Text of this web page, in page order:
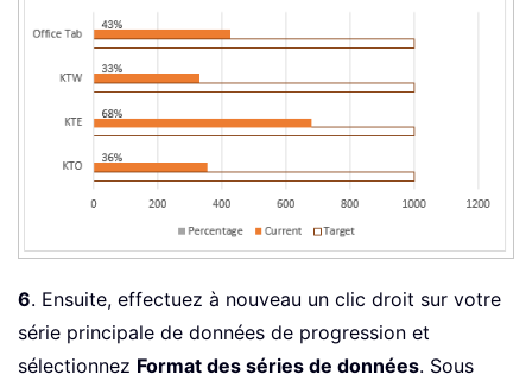
6. Ensuite, effectuez à nouveau un clic droit sur votre
série principale de données de progression et
sélectionnez Format des séries de données. Sous